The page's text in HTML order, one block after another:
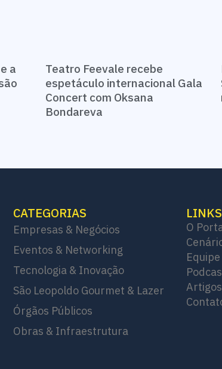
a
Teatro Feevale recebe
espetáculo internacional Gala
Concert com Oksana
Bondareva
CATEGORIAS
Empresas & Negócios
Eventos & Networking
Tecnologia & Inovação
São Leopoldo Gourmet & Lazer
Órgãos Públicos
Obras & Infraestrutura
O
Equipe